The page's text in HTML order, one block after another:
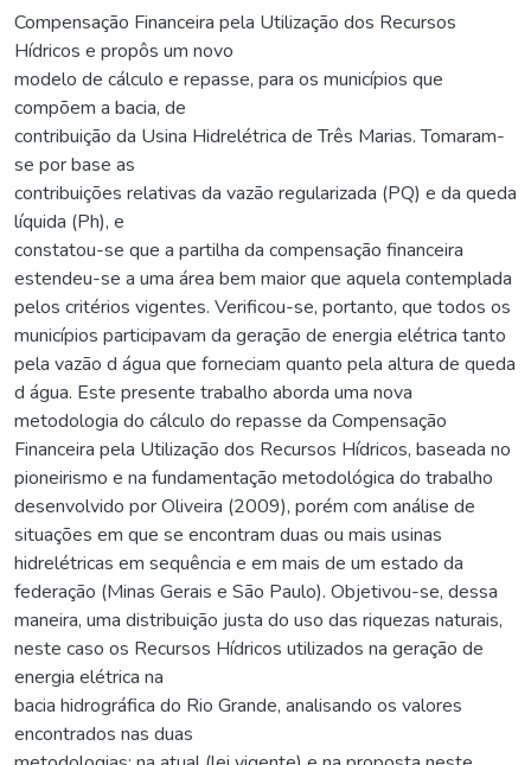
Compensação Financeira pela Utilização dos Recursos
Hídricos e propôs um novo
modelo de cálculo e repasse, para os municípios que
compõem a bacia, de
contribuição da Usina Hidrelétrica de Três Marias. Tomaram-
se por base as
contribuições relativas da vazão regularizada (PQ) e da queda
líquida (Ph), e
constatou-se que a partilha da compensação financeira
estendeu-se a uma área bem maior que aquela contemplada
pelos critérios vigentes. Verificou-se, portanto, que todos os
municípios participavam da geração de energia elétrica tanto
pela vazão d água que forneciam quanto pela altura de queda
d água. Este presente trabalho aborda uma nova
metodologia do cálculo do repasse da Compensação
Financeira pela Utilização dos Recursos Hídricos, baseada no
pioneirismo e na fundamentação metodológica do trabalho
desenvolvido por Oliveira (2009), porém com análise de
situações em que se encontram duas ou mais usinas
hidrelétricas em sequência e em mais de um estado da
federação (Minas Gerais e São Paulo). Objetivou-se, dessa
maneira, uma distribuição justa do uso das riquezas naturais,
neste caso os Recursos Hídricos utilizados na geração de
energia elétrica na
bacia hidrográfica do Rio Grande, analisando os valores
encontrados nas duas